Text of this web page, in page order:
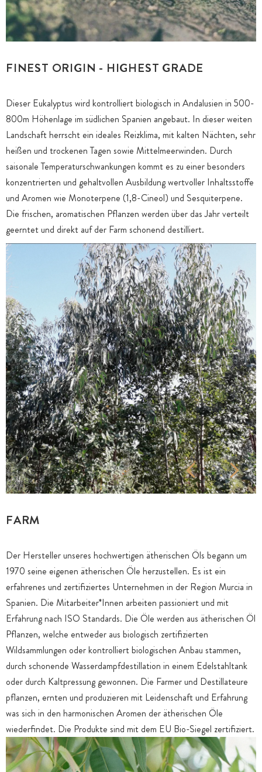
FINEST ORIGIN - HIGHEST GRADE
Dieser Eukalyptus wird kontrolliert biologisch in Andalusien in 500-
800m Höhenlage im südlichen Spanien angebaut. In dieser weiten
Landschaft herrscht ein ideales Reizklima, mit kalten Nächten, sehr
heißen und trockenen Tagen sowie Mittelmeerwinden. Durch
saisonale Temperaturschwankungen kommt es zu einer besonders
konzentrierten und gehaltvollen Ausbildung wertvoller Inhaltsstoffe
und Aromen wie Monoterpene (1,8-Cineol) und Sesquiterpene.
Die frischen, aromatischen Pflanzen werden über das Jahr verteilt
geerntet und direkt auf der Farm schonend destilliert.
FARM
Der Hersteller unseres hochwertigen ätherischen Öls begann um
1970 seine eigenen ätherischen Öle herzustellen. Es ist ein
erfahrenes und zertifiziertes Unternehmen in der Region Murcia in
Spanien. Die Mitarbeiter*Innen arbeiten passioniert und mit
Erfahrung nach ISO Standards. Die Öle werden aus ätherischen Öl
Pflanzen, welche entweder aus biologisch zertifizierten
Wildsammlungen oder kontrolliert biologischen Anbau stammen,
durch schonende Wasserdampfdestillation in einem Edelstahltank
oder durch Kaltpressung gewonnen. Die Farmer und Destillateure
pflanzen, ernten und produzieren mit Leidenschaft und Erfahrung
was sich in den harmonischen Aromen der ätherischen Öle
wiederfindet. Die Produkte sind mit dem EU Bio-Siegel zertifiziert.